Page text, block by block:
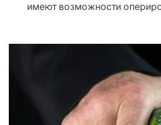
имеют возможности